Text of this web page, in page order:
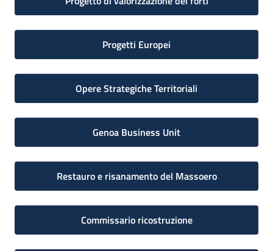
Progetti Europei
Opere Strategiche Territoriali
Genoa Business Unit
Restauro e risanamento del Massoero
Commissario ricostruzione